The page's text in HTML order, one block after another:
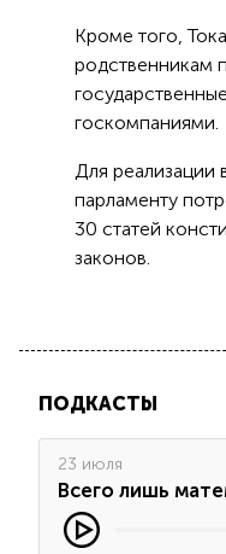
Кроме того,
родственникам
госкомпаниями.
Для реализации
парламенту
30 статей
законов.
ПОДКАСТЫ
23 июля
Всего лишь